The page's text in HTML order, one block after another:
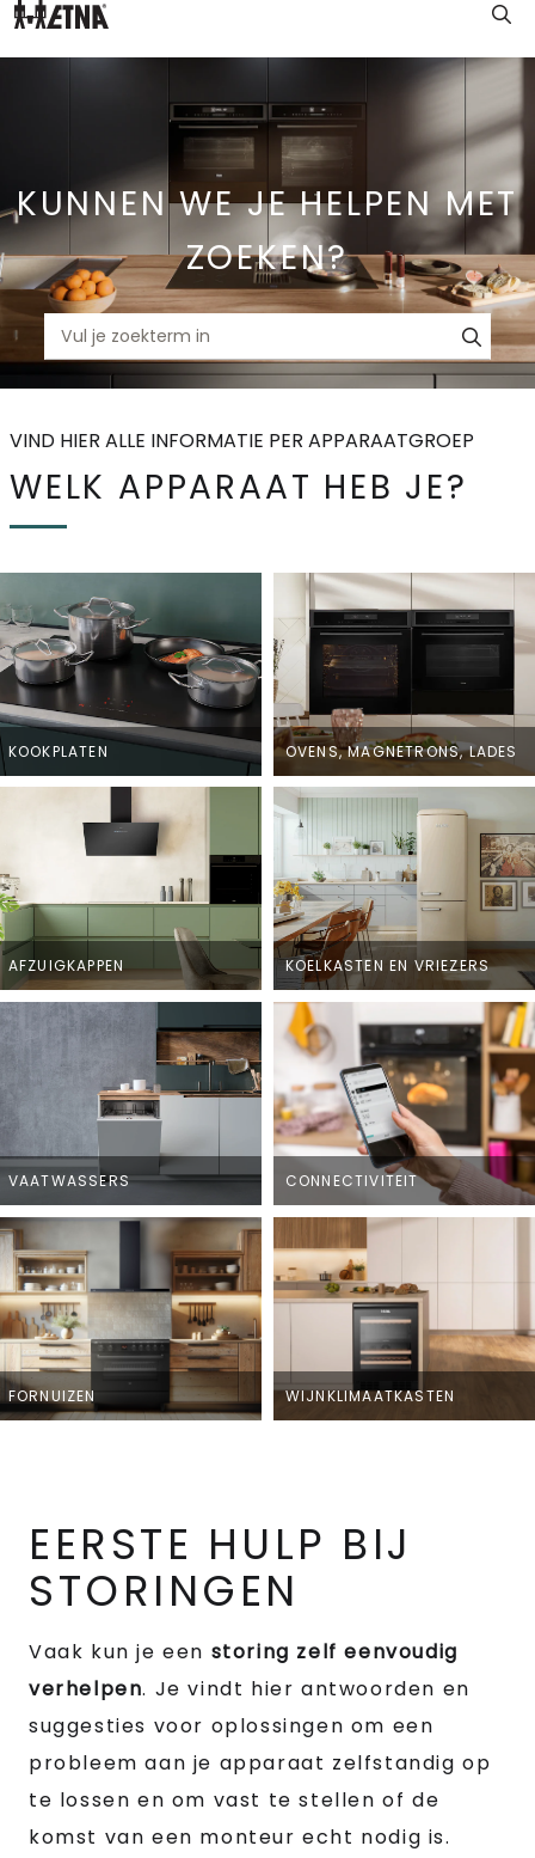
Skip
KUNNEN WE JE HELPEN MET
ZOEKEN?
VIND HIER ALLE INFORMATIE PER APPARAATGROEP
WELK APPARAAT HEB JE?
KOOKPLATEN OVENS, MAGNETRONS, LADES
AFZUIGKAPPEN KOELKASTEN EN VRIEZERS
VAATWASSERS CONNECTIVITEIT
FORNUIZEN WIJNKLIMAATKASTEN
EERSTE HULP BIJ
STORINGEN
Vaak kun je een storing zelf eenvoudig
verhelpen. Je vindt hier antwoorden en
suggesties voor oplossingen om een
probleem aan je apparaat zelfstandig op
te lossen en om vast te stellen of de
komst van een monteur echt nodig is.